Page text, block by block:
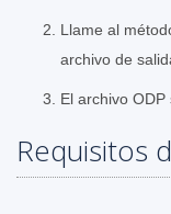
Llame al
archivo de
El archivo
Requisitos